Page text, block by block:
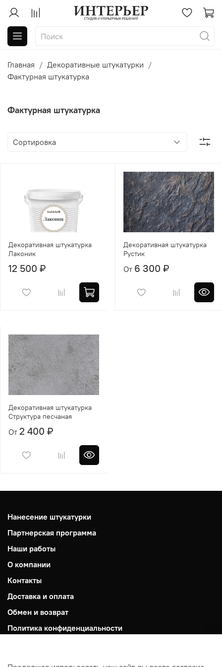
Главная
Декоративные штукатурки
Фактурная штукатурка
Фактурная штукатурка
Декоративная штукатурка
Лаконик
12 500 ₽
Декоративная штукатурка
Рустик
От 6 300 ₽
Декоративная штукатурка
Структура песчаная
От 2 400 ₽
Нанесение штукатурки
Партнерская программа
Наши работы
О компании
Контакты
Доставка и оплата
Обмен и возврат
Политика конфиденциальности